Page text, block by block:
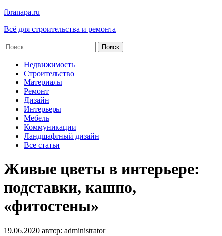
fbranapa.ru
Всё для строительства и ремонта
Найти:
Недвижимость
Строительство
Материалы
Ремонт
Дизайн
Интерьеры
Мебель
Коммуникации
Ландшафтный дизайн
Все статьи
Живые цветы в интерьере:
подставки, кашпо,
«фитостены»
19.06.2020 автор: administrator